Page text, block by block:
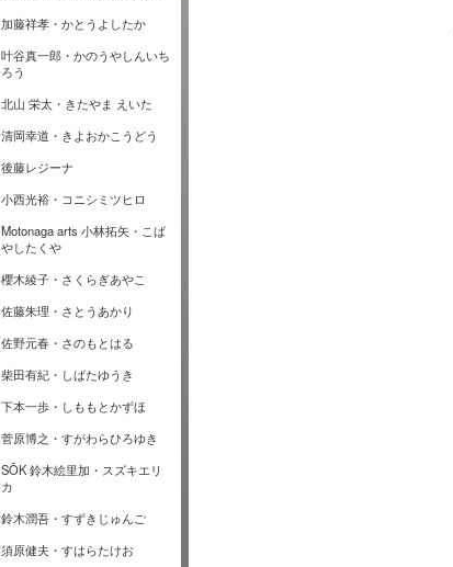
加藤祥孝・かとうよしたか
叶谷真一郎・かのうやしんいち
ろう
北山 栄太・きたやま えいた
清岡幸道・きよおかこうどう
後藤レジーナ
小西光裕・コニシミツヒロ
Motonaga arts 小林拓矢・こば
やしたくや
櫻木綾子・さくらぎあやこ
佐藤朱理・さとうあかり
佐野元春・さのもとはる
柴田有紀・しばたゆうき
下本一歩・しももとかずほ
菅原博之・すがわらひろゆき
SŌK 鈴木絵里加・スズキエリ
カ
鈴木潤吾・すずきじゅんご
須原健夫・すはらたけお